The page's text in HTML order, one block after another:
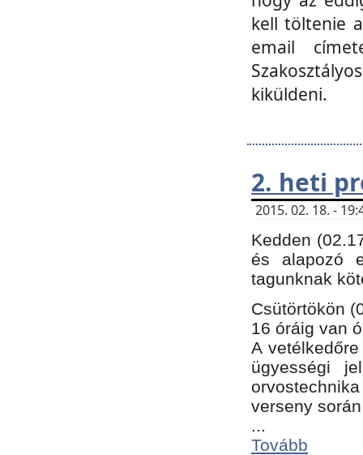
kell töltenie
email
kiküldeni.
2. heti
2015. 02. 18. -
Kedden
és alapozó
tagunknak
Csütörtökön
16 óráig van
A
ügyességi
verseny
...
Tovább